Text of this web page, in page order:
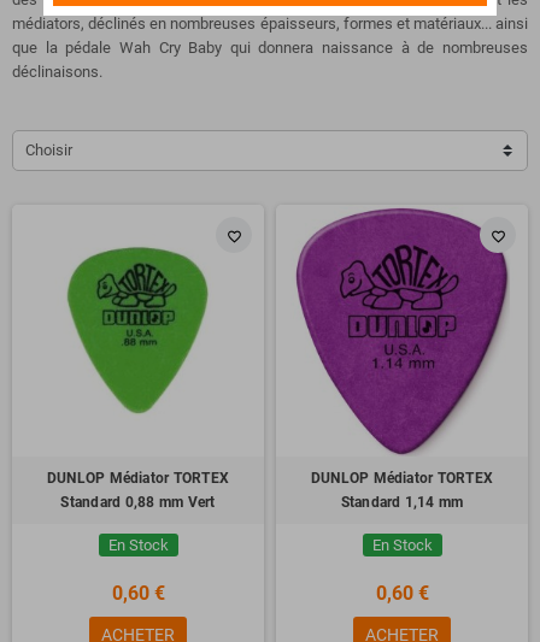
médiators, déclinés en nombreuses épaisseurs, formes et matériaux... ainsi
que la pédale Wah Cry Baby qui donnera naissance à de nombreuses
déclinaisons.
Choisir
favorite_border
DUNLOP Médiator TORTEX
Standard 0,88 mm Vert
En Stock
0,60 €
ACHETER
favorite_border
DUNLOP Médiator TORTEX
Standard 1,14 mm
En Stock
0,60 €
ACHETER